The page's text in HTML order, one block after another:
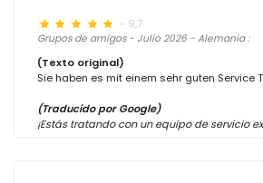
- 9,7
Grupos de amigos - Julio 2026 - Alemania :
(Texto original)
Sie haben es mit einem sehr guten Service
(Traducido por Google)
¡Estás tratando con un equipo de servicio